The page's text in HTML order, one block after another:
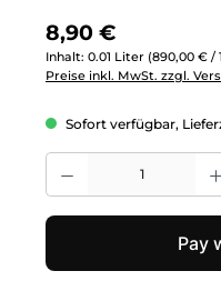
Regulärer Preis:
8,90 €
Inhalt: 0.01 Liter (890,00 € /
Preise inkl. MwSt. zzgl.
Sofort verfügbar,
Produkt Anzahl: Gib den